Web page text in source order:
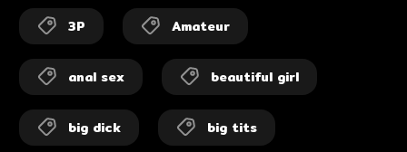
3P Amateur
anal sex beautiful girl
big dick big tits